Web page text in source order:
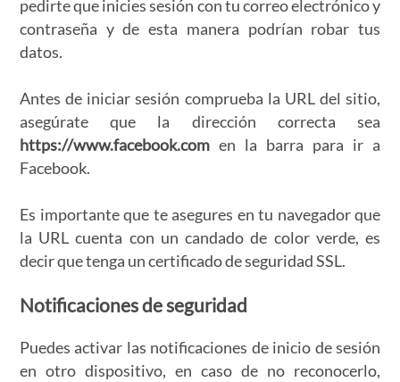
pedirte que inicies sesión con tu correo electrónico y
contraseña y de esta manera podrían robar tus
datos.
Antes de iniciar sesión comprueba la URL del sitio,
asegúrate que la dirección correcta sea
https://www.facebook.com en la barra para ir a
Facebook.
Es importante que te asegures en tu navegador que
la URL cuenta con un candado de color verde, es
decir que tenga un certificado de seguridad SSL.
Notificaciones de seguridad
Puedes activar las notificaciones de inicio de sesión
en otro dispositivo, en caso de no reconocerlo,